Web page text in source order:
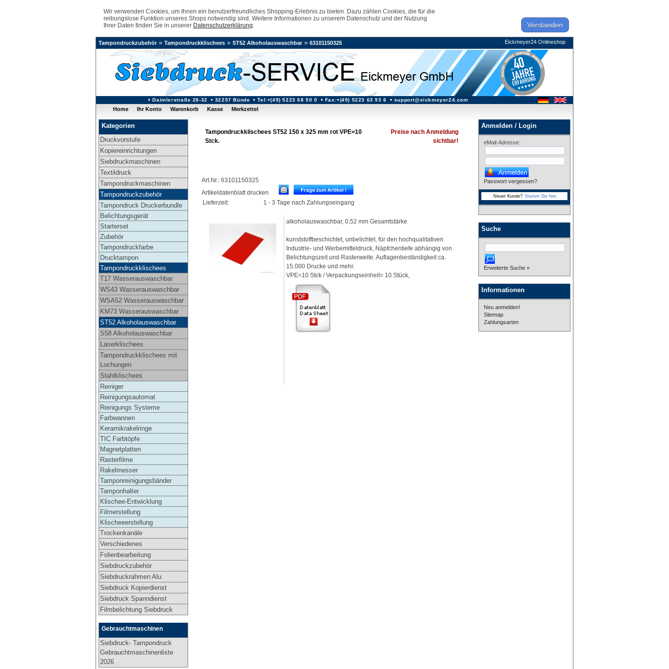
Wir verwenden Cookies, um Ihnen ein benutzerfreundliches Shopping-Erlebnis zu bieten. Dazu zählen Cookies, die für die
reibungslose Funktion unseres Shops notwendig sind. Weitere Informationen zu unserem Datenschutz und der Nutzung
Ihrer Daten finden Sie in unserer Datenschutzerklärung. Verstanden
Eickmeyer24 Onlineshop
Daimlerstraße 28-32 32257 Bünde Tel:+(49) 5223 68 50 0 Fax:+(49) 5223 63 93 6 support@eickmeyer24.com
Tampondruckzubehör» Tampondruckklischees » ST52 Alkoholauswaschbar» 63101150325
Home Ihr Konto Warenkorb Kasse Merkzettel
Kategorien
Druckvorstufe
Kopiereinrichtungen
Siebdruckmaschinen
Textildruck
Tampondruckmaschinen
Tampondruckzubehör
Tampondruck Druckerbundle
Belichtungsgerät
Starterset
Zubehör
Tampondruckfarbe
Drucktampon
Tampondruckklischees
T17 Wasserauswaschbar
WS43 Wasserauswaschbar
WSA52 Wasserauswaschbar
KM73 Wasserauswaschbar
ST52 Alkoholauswaschbar
S58 Alkoholauswaschbar
Laserklischees
Tampondruckklischees mit
Lochungen
Stahlklischees
Reiniger
Reinigungsautomat
Reinigungs Systeme
Farbwannen
Keramikrakelringe
TIC Farbtöpfe
Magnetplatten
Rasterfilme
Rakelmesser
Tamponreinigungsbänder
Tamponhalter
Klischee-Entwicklung
Filmerstellung
Klischeeerstellung
Trockenkanäle
Verschiedenes
Folienbearbeitung
Siebdruckzubehör
Siebdruckrahmen Alu
Siebdruck Kopierdienst
Siebdruck Spanndienst
Filmbelichtung Siebdruck
Gebrauchtmaschinen
Siebdruck- Tampondruck
Gebrauchtmaschinenliste
2026
Anmelden / Login
eMail-Adresse:
Passwort vergessen?
Neuer Kunde? Starten Sie hier.
Suche
Erweiterte Suche »
Informationen
Neu anmelden!
Sitemap
Zahlungsarten
Tampondruckklischees ST52 150 x 325 mm rot VPE=10
Stck.
Preise nach Anmeldung
sichtbar!
Art.Nr.: 63101150325
Artikeldatenblatt drucken
Lieferzeit:
1 - 3 Tage nach Zahlungseingang
alkoholauswaschbar, 0,52 mm Gesamtstärke
kunststoffbeschichtet, unbelichtet, für den hochqualitativen
Industrie- und Werbemitteldruck, Näpfchentiefe abhängig von
Belichtungszeit und Rasterweite. Auflagenbeständigkeit ca.
15.000 Drucke und mehr.
VPE=10 Stck / Verpackungseinheit= 10 Stück,